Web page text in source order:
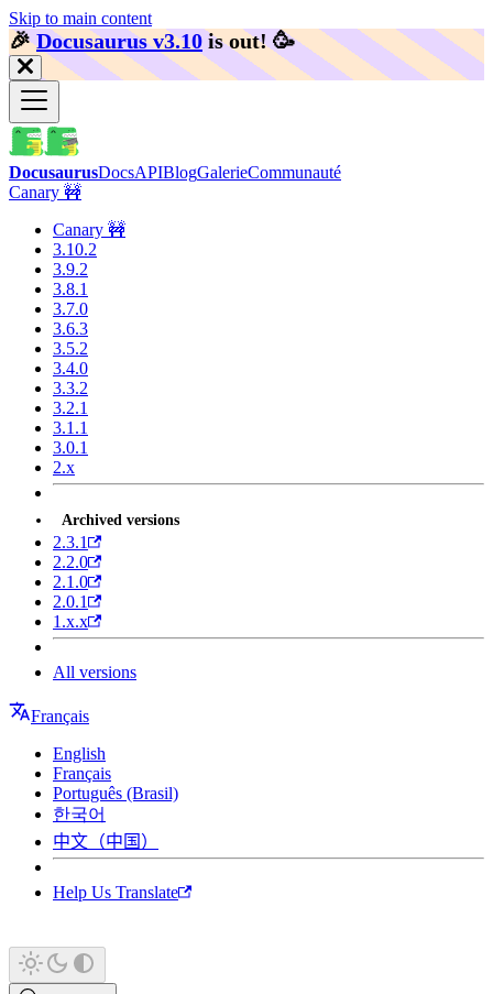
Skip to main content
🎉️Docusaurus v3.10 is out! 🥳️
DocusaurusDocsAPIBlogGalerieCommunauté
Canary 🚧
Canary 🚧
3.10.2
3.9.2
3.8.1
3.7.0
3.6.3
3.5.2
3.4.0
3.3.2
3.2.1
3.1.1
3.0.1
2.x
Archived versions
2.3.1
2.2.0
2.1.0
2.0.1
1.x.x
All versions
Français
English
Français
Português (Brasil)
한국어
中文（中国）
Help Us Translate